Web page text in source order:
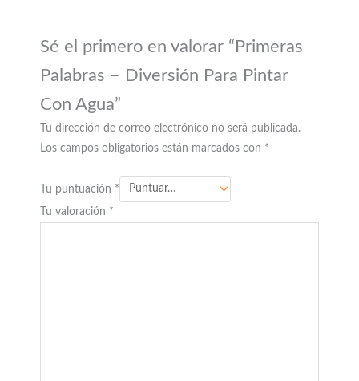
Sé el primero en valorar “Primeras
Palabras – Diversión Para Pintar
Con Agua”
Tu dirección de correo electrónico no será publicada.
Los campos obligatorios están marcados con *
Tu puntuación *
Tu valoración *